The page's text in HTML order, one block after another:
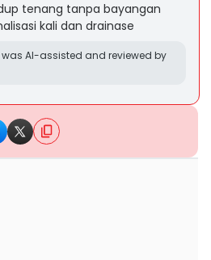
tenang tanpa bayangan
kali dan drainase
AI-assisted and reviewed by